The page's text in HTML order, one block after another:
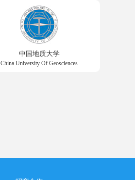
中国地质大学
China University Of Geosciences